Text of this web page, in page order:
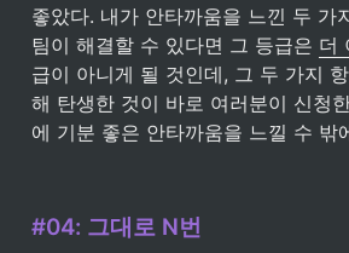
좋았다. 내가 안타까움을 느낀 두 가
팀이 해결할 수 있다면 그 등급은 더
급이 아니게 될 것인데, 그 두 가지
해 탄생한 것이 바로 여러분이 신청
에 기분 좋은 안타까움을 느낄 수 밖
#04: 그대로 N번